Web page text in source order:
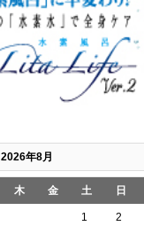
2026年8月
木 金 土 日
1 2